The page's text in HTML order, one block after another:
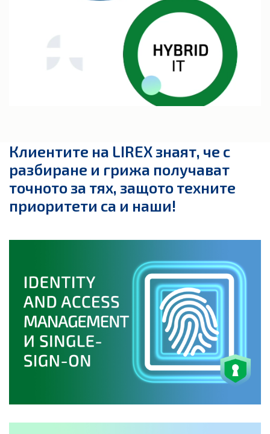
Клиентите на LIREX знаят, че с
разбиране и грижа получават
точното за тях, защото техните
приоритети са и наши!